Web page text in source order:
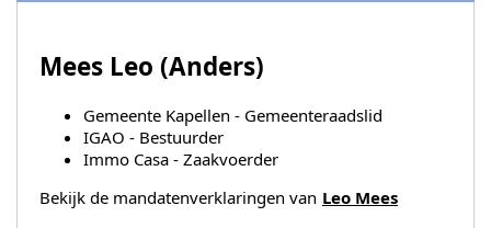
Mees Leo (Anders)
Gemeente Kapellen - Gemeenteraadslid
IGAO - Bestuurder
Immo Casa - Zaakvoerder
Bekijk de mandatenverklaringen van Leo Mees